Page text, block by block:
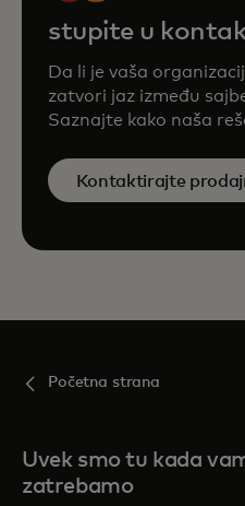
stupite u
Da li je vaša
zatvori jaz između
Saznajte kako naša
Kontaktirajte
Početna strana
Uvek smo tu kada
zatrebamo